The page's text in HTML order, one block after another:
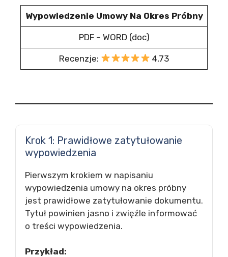
Wypowiedzenie Umowy Na Okres Próbny
PDF – WORD (doc)
Recenzje: 4,73
Krok 1: Prawidłowe zatytułowanie
wypowiedzenia
Pierwszym krokiem w napisaniu
wypowiedzenia umowy na okres próbny
jest prawidłowe zatytułowanie dokumentu.
Tytuł powinien jasno i zwięźle informować
o treści wypowiedzenia.
Przykład: